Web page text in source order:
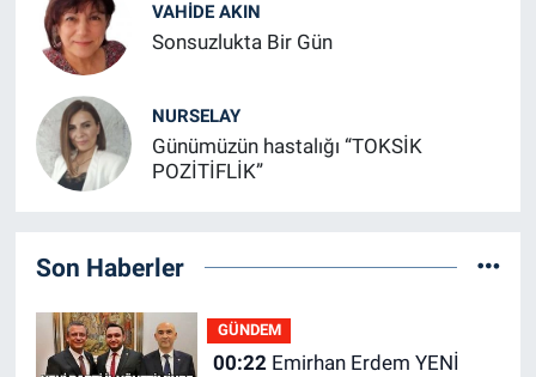
VAHIDE AKIN
Sonsuzlukta Bir Gün
NURSELAY
Günümüzün hastalığı “TOKSİK
POZİTİFLİK”
Son Haberler
GÜNDEM
00:22Emirhan Erdem YENİ